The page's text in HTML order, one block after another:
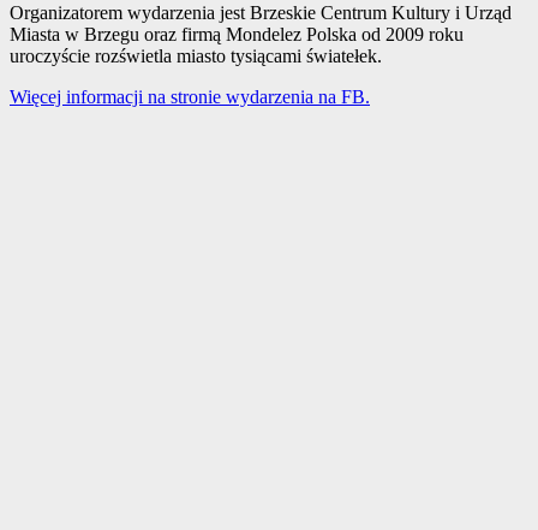
Organizatorem wydarzenia jest Brzeskie Centrum Kultury i Urząd
Miasta w Brzegu oraz firmą Mondelez Polska od 2009 roku
uroczyście rozświetla miasto tysiącami światełek.
Więcej informacji na stronie wydarzenia na FB.